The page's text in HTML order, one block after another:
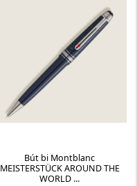
Bút bi Montblanc
MEISTERSTÜCK AROUND THE
WORLD ...